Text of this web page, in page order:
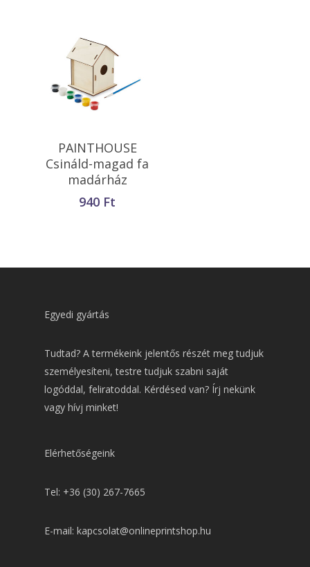
Kosárba
Teszem
PAINTHOUSE
Csináld-magad fa
madárház
940 Ft
Egyedi gyártás
Tudtad? A termékeink jelentős részét meg tudjuk
személyesíteni, testre tudjuk szabni saját
logóddal, feliratoddal. Kérdésed van? Írj nekünk
vagy hívj minket!
Elérhetőségeink
Tel: +36 (30) 267-7665
E-mail: kapcsolat@onlineprintshop.hu